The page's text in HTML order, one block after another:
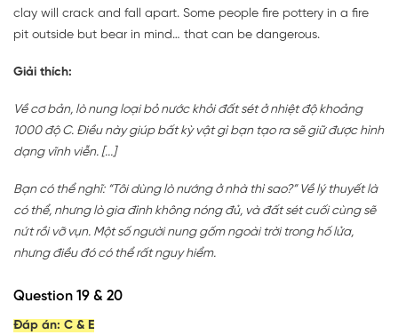
clay will crack and fall apart. Some people fire pottery in a fire
pit outside but bear in mind… that can be dangerous.
Giải thích:
Về cơ bản, lò nung loại bỏ nước khỏi đất sét ở nhiệt độ khoảng
1000 độ C. Điều này giúp bất kỳ vật gì bạn tạo ra sẽ giữ được hình
dạng vĩnh viễn. [...]
Bạn có thể nghĩ: “Tôi dùng lò nướng ở nhà thì sao?” Về lý thuyết là
có thể, nhưng lò gia đình không nóng đủ, và đất sét cuối cùng sẽ
nứt rồi vỡ vụn. Một số người nung gốm ngoài trời trong hố lửa,
nhưng điều đó có thể rất nguy hiểm.
Question 19 & 20
Đáp án: C & E